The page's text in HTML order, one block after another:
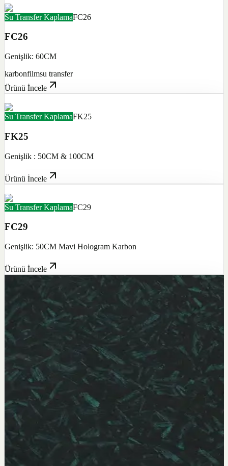
Su Transfer KaplamaFC26
FC26
Genişlik: 60CM
karbonfilmsu transfer
Ürünü İncele
Su Transfer KaplamaFK25
FK25
Genişlik : 50CM & 100CM
Ürünü İncele
Su Transfer KaplamaFC29
FC29
Genişlik: 50CM Mavi Hologram Karbon
Ürünü İncele